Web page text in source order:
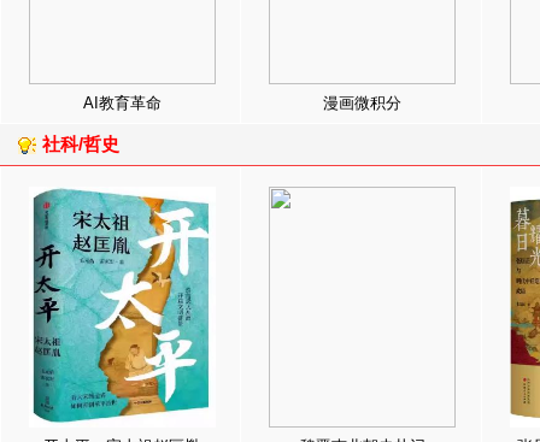
AI教育革命 漫画微积分
社科/哲史